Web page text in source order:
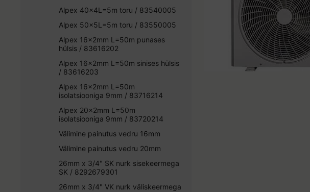
Alpex 40x4L=5m toru / 83540005
Alpex 50x5L=5m toru / 83550005
Alpex 16x2mm L=50m punases
hülsis / 83616202
Alpex 16x2mm L=50m sinises hülsis
/ 83616203
Alpex 16x2mm L=50m
isolatsiooniga 9mm / 83716214
Alpex 20x2mm L=50m
isolatsiooniga 9mm / 83720214
Välimine painutus vedru 16mm
Välimine painutus vedru 20mm
26mm x 3/4" SK nurk sisekeermega
SK / 8292679301
26mm x 3/4" VK nurk väliskeermega